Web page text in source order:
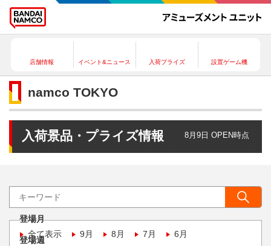
店舗情報 イベント&ニュース 入荷プライズ 設置ゲーム機
namco TOKYO
入荷景品・プライズ情報 8月9日 OPEN時点
登場月
全て表示
9月 8月 7月 6月
登場週